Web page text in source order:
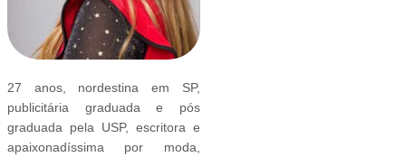
27 anos, nordestina em SP,
publicitária graduada e pós
graduada pela USP, escritora e
apaixonadíssima por moda,